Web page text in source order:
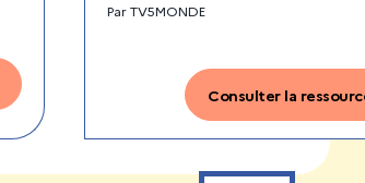
ParTV5MONDE
Consulter la